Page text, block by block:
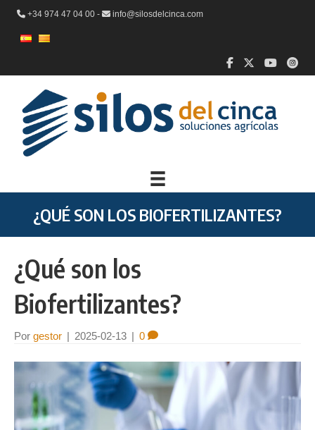
+34 974 47 04 00 - info@silosdelcinca.com
¿QUÉ SON LOS BIOFERTILIZANTES?
¿Qué son los
Biofertilizantes?
Por gestor 2025-02-13 0